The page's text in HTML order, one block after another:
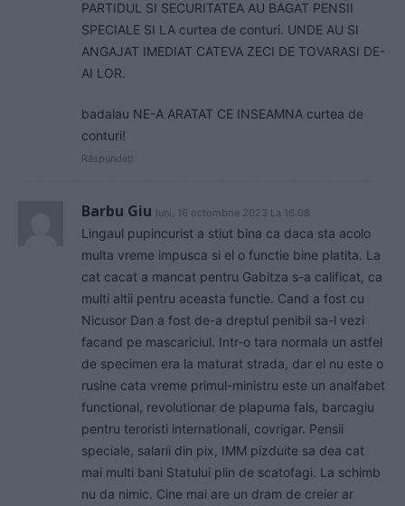
PARTIDUL SI SECURITATEA AU BAGAT PENSII
SPECIALE SI LA curtea de conturi. UNDE AU SI
ANGAJAT IMEDIAT CATEVA ZECI DE TOVARASI DE-
AI LOR.
badalau NE-A ARATAT CE INSEAMNA curtea de
conturi!
Răspundeți
Barbu Giu luni, 16 octombrie 2023 La 16.08
Lingaul pupincurist a stiut bina ca daca sta acolo
multa vreme impusca si el o functie bine platita. La
cat cacat a mancat pentru Gabitza s-a calificat, ca
multi altii pentru aceasta functie. Cand a fost cu
Nicusor Dan a fost de-a dreptul penibil sa-l vezi
facand pe mascariciul. Intr-o tara normala un astfel
de specimen era la maturat strada, dar el nu este o
rusine cata vreme primul-ministru este un analfabet
functional, revolutionar de plapuma fals, barcagiu
pentru teroristi internationali, covrigar. Pensii
speciale, salarii din pix, IMM pizduite sa dea cat
mai multi bani Statului plin de scatofagi. La schimb
nu da nimic. Cine mai are un dram de creier ar